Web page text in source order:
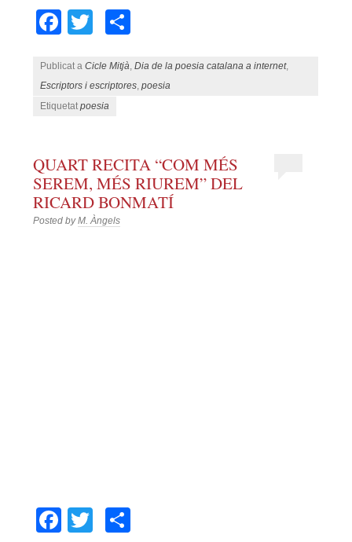
Facebook
Twitter
Publicat aCicle Mitjà,Dia de la poesia catalana a internet,
Escriptors i escriptores,poesia
Etiquetatpoesia
QUART RECITA “COM MÉS
SEREM, MÉS RIUREM” DEL
RICARD BONMATÍ
Posted byM. Àngels
Facebook
Twitter